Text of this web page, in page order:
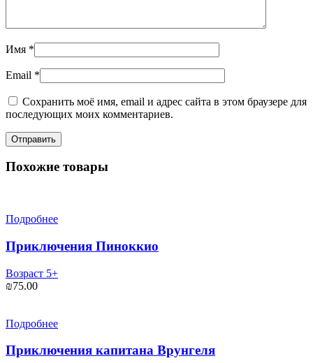
Имя *
Email *
Сохранить моё имя, email и адрес сайта в этом браузере для
последующих моих комментариев.
Похожие товары
Подробнее
Приключения Пиноккио
Возраст 5+
₪75.00
Подробнее
Приключения капитана Врунгеля